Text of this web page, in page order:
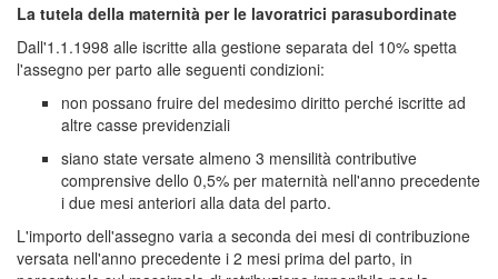
La tutela della maternità per le lavoratrici parasubordinate
Dall'1.1.1998 alle iscritte alla gestione separata del 10% spetta
l'assegno per parto alle seguenti condizioni:
non possano fruire del medesimo diritto perché iscritte ad
altre casse previdenziali
siano state versate almeno 3 mensilità contributive
comprensive dello 0,5% per maternità nell'anno precedente
i due mesi anteriori alla data del parto.
L'importo dell'assegno varia a seconda dei mesi di contribuzione
versata nell'anno precedente i 2 mesi prima del parto, in